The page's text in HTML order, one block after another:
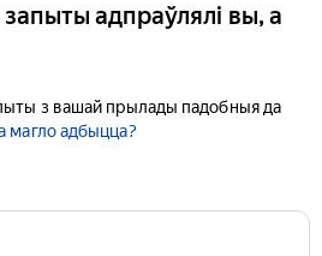
адпраўлялі вы, а
з вашай прылады падобныя да
магло адбыцца?